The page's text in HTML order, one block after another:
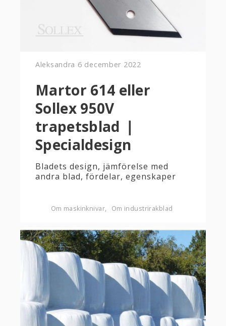
Aleksandra 6 december 2022
Martor 614 eller
Sollex 950V
trapetsblad ❘
Specialdesign
Bladets design, jämförelse med
andra blad, fördelar, egenskaper
Om maskinknivar Om industrirakblad